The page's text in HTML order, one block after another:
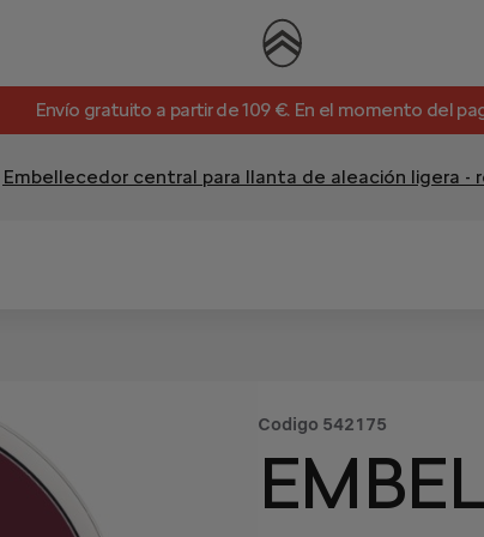
Envío gratuito a partir de 109 €. En el momento del
Embellecedor central para llanta de aleación ligera -
Codigo 542175